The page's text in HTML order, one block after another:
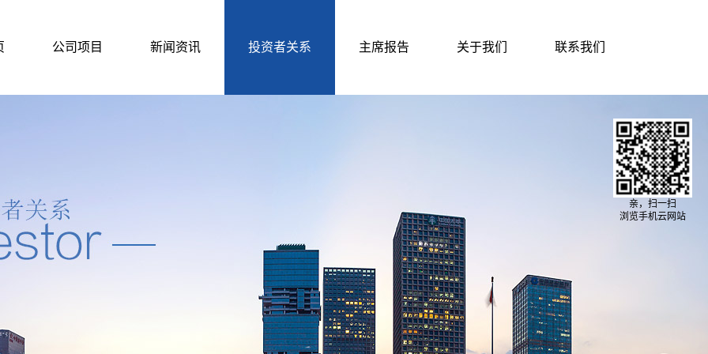
公司项目 新闻资讯 投资者关系 主席报告 关于我们 联系我们
亲，扫一扫
浏览手机云网站